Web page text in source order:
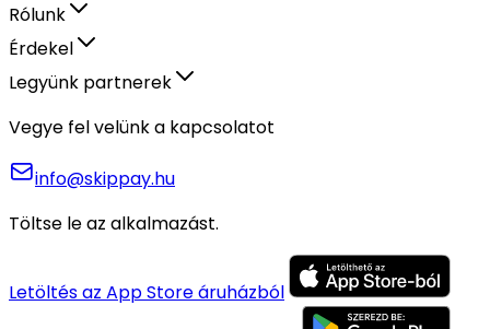
Rólunk
Érdekel
Legyünk partnerek
Vegye fel velünk a kapcsolatot
info@skippay.hu
Töltse le az alkalmazást.
Letöltés az App Store áruházból